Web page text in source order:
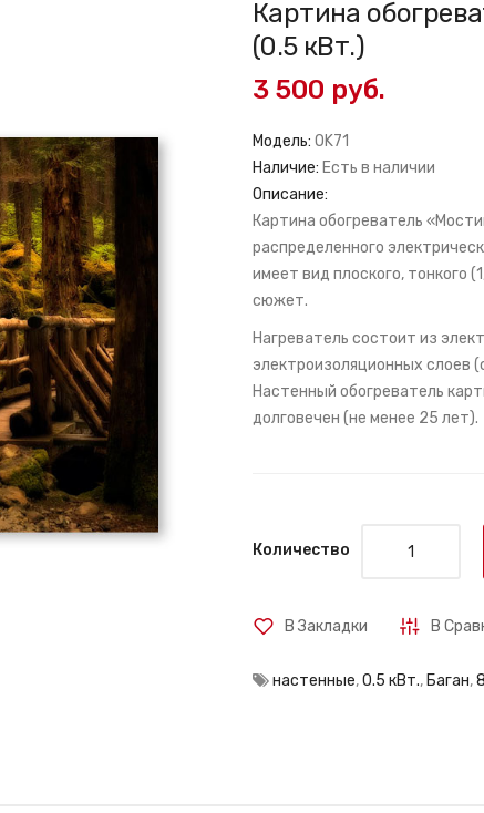
Картина
(0.5 кВт.)
3 500 руб.
Модель: OK71
Наличие: Есть в наличии
Описание:
Картина обогреватель
распределенного
имеет вид плоского, тонкого
сюжет.
Нагреватель состоит из
электроизоляционных слоев
Настенный обогреватель
долговечен (не менее 25 лет).
Количество
В Закладки В
настенные,0.5 кВт., Баган,